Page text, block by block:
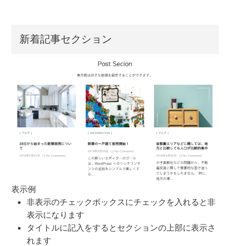
新着記事セクション
表示例
非表示のチェックボックスにチェックを入れると非
表示になります
タイトルに記入をするとセクションの上部に表示さ
れます